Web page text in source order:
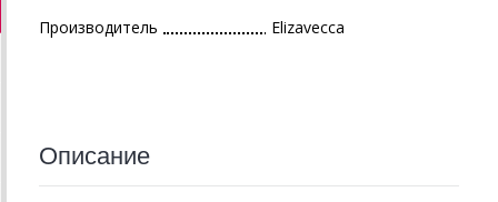
Производитель Elizavecca
Описание